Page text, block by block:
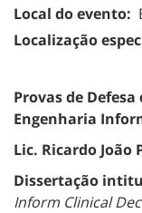
Local do evento:
Localização
Provas de
Engenharia
Lic. Ricardo João
Dissertação
Inform Clinical